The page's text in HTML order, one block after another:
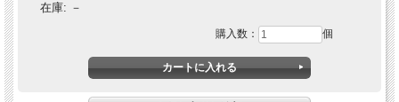
在庫: －
購入数： 個